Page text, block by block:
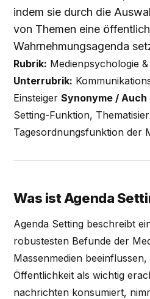
indem sie durch die
von Themen eine
Wahrnehmungsagenda
Rubrik: Medienpsychologie
Unterrubrik:
EinsteigerSynonyme /
Setting-Funktion,
Tagesordnungsfunktion der
Was ist Agenda
Agenda Setting beschreibt
robustesten Befunde der
Massenmedien
Öffentlichkeit als wichtig
nachrichten konsumiert,